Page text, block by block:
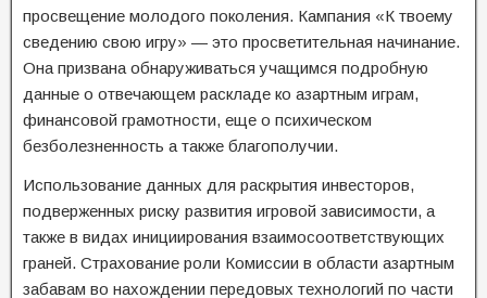
просвещение молодого поколения. Кампания «К твоему
сведению свою игру» — это просветительная начинание.
Она призвана обнаруживаться учащимся подробную
данные о отвечающем раскладе ко азартным играм,
финансовой грамотности, еще о психическом
безболезненность а также благополучии.
Использование данных для раскрытия инвесторов,
подверженных риску развития игровой зависимости, а
также в видах инициирования взаимосоответствующих
граней. Страхование роли Комиссии в области азартным
забавам во нахождении передовых технологий по части